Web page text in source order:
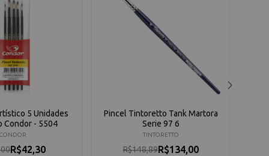
5 Unidades
Condor - 5504
CONDOR
R$42,30
Pincel Tintoretto Tank Martora
Serie 97 6
TINTORETTO
R$148,89R$134,00